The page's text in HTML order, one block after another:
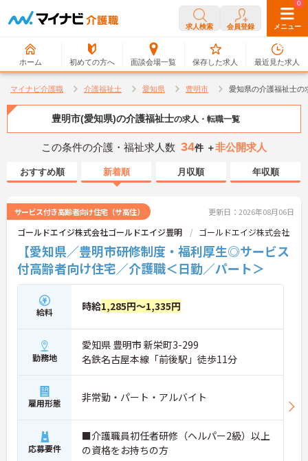
求人検索 会員登録 メニュー
ホーム 初めての方へ 面談会場一覧
0
保存した求人
0
最近見た求人
マイナビ介護職 介護福祉士 愛知県 豊明市 愛知県の介護福祉士の
豊明市(愛知県)の介護福祉士の求人・転職一覧
この条件の介護・福祉求人数 34件 ＋非公開求人
おすすめ順 新着順 月収順 年収順
サービス付き高齢者向け住宅（サ高住） 更新日：2026年08月06日
ゴールドエイジ株式会社ゴールドエイジ豊明 ゴールドエイジ株式会社
【愛知県／豊明市研修制度・福利厚生◎サービス
付高齢者向け住宅／介護職＜日勤／パート＞
給料 時給1,285円～1,335円
勤務地
愛知県 豊明市 新栄町3-299
名鉄名古屋本線「前後駅」徒歩11分
雇用形態 非常勤・パート・アルバイト
応募要件
■介護職員初任者研修（ヘルパー2級）以上
の資格をお持ちの方